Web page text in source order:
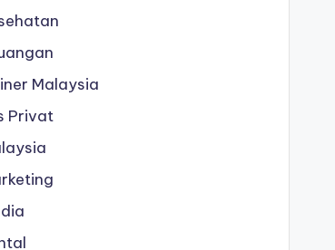
Malaysia
Privat